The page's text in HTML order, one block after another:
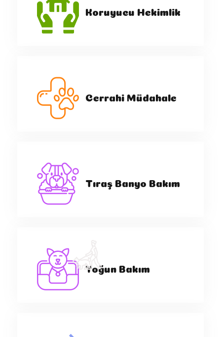
Koruyucu Hekimlik
Cerrahi Müdahale
Tıraş Banyo Bakım
Yoğun Bakım